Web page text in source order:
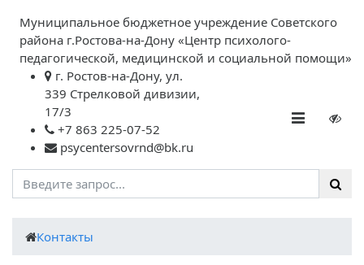
Муниципальное бюджетное учреждение Советского
района г.Ростова-на-Дону «Центр психолого-
педагогической, медицинской и социальной помощи»
г. Ростов-на-Дону, ул.
339 Стрелковой дивизии,
17/3
+7 863 225-07-52
psycentersovrnd@bk.ru
Контакты